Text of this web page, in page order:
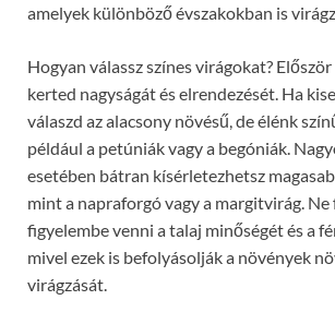
amelyek különböző évszakokban is
Hogyan válassz színes virágokat?
kerted nagyságát és elrendezését. Ha
válaszd az alacsony növésű, de élénk
például a petúniák vagy a begóniák.
esetében bátran kísérletezhetsz
mint a napraforgó vagy a margitvirág. Ne
figyelembe venni a talaj minőségét és a
mivel ezek is befolyásolják a növények
virágzását.